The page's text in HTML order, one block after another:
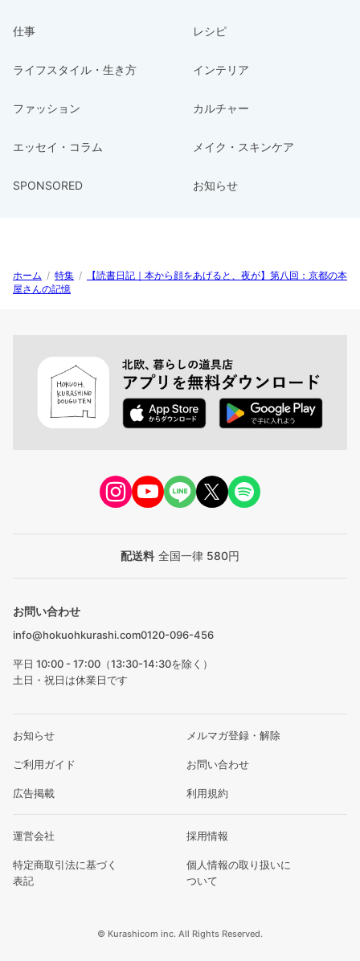
仕事 レシピ
ライフスタイル・生き方 インテリア
ファッション カルチャー
エッセイ・コラム メイク・スキンケア
SPONSORED お知らせ
ホーム / 特集 /
【読書日記｜本から顔をあげると、夜が】第八回：京都の本
屋さんの記憶
配送料 全国一律 580円
お問い合わせ
info@hokuohkurashi.com0120-096-456
平日 10:00 - 17:00（13:30-14:30を除く）
土日・祝日は休業日です
お知らせ メルマガ登録・解除
ご利用ガイド お問い合わせ
広告掲載 利用規約
運営会社 採用情報
特定商取引法に基づく
表記
個人情報の取り扱いに
ついて
© Kurashicom inc. All Rights Reserved.